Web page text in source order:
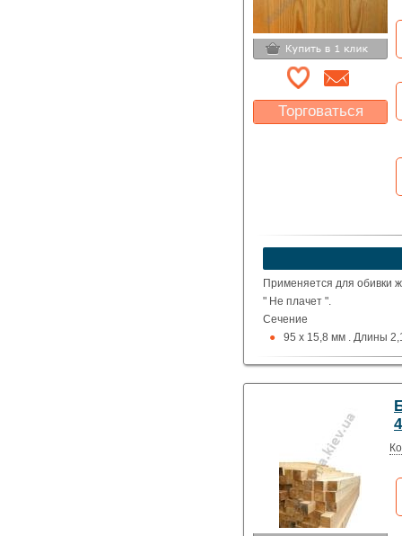
Торговаться
Применяется для обивки
" Не плачет ".
Сечение
95 х 15,8 мм . Длины
95 х 15,8 мм